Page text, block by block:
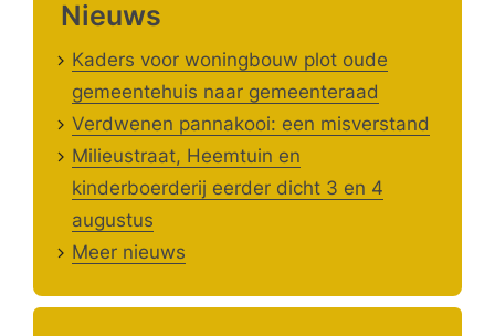
Nieuws
Kaders voor woningbouw plot oude
gemeentehuis naar gemeenteraad
Verdwenen pannakooi: een misverstand
Milieustraat, Heemtuin en
kinderboerderij eerder dicht 3 en 4
augustus
Meer nieuws